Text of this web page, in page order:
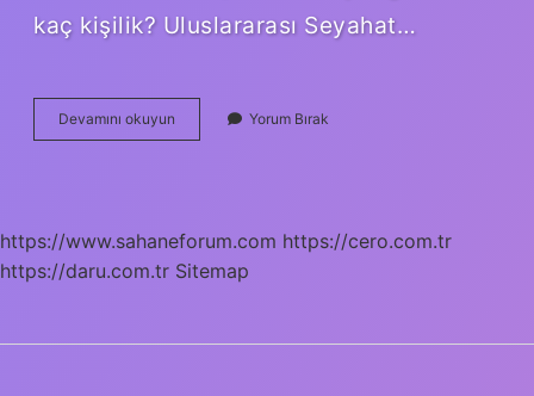
kaç kişilik? Uluslararası Seyahat…
Devamını okuyun
Gemisi
Yorum Bırak
https://www.sahaneforum.com https://cero.com.tr
https://daru.com.tr Sitemap